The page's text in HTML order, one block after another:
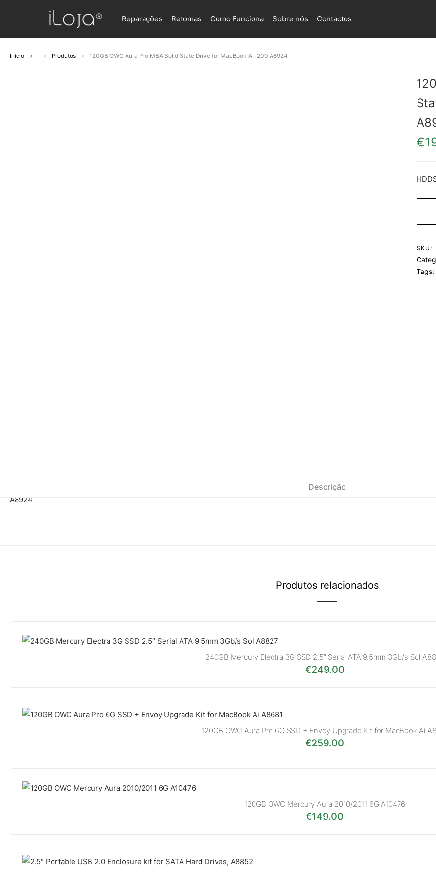
Reparações Retomas Como Funciona Sobre nós Contactos
Início Produtos 120GB OWC Aura Pro MBA Solid State Drive for MacBook Air 200 A8924
€
SKU:
Tags:
Descrição
A8924
Produtos relacionados
240GB Mercury Electra 3G SSD 2.5″ Serial ATA 9.5mm 3Gb/s Sol
€249.00
120GB OWC Aura Pro 6G SSD + Envoy Upgrade Kit for MacBook Ai
€259.00
120GB OWC Mercury Aura 2010/2011 6G A10476
€149.00